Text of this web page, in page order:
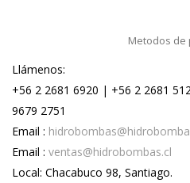
Metodos de
Llámenos:
+56 2 2681 6920 | +56 2 2681
9679 2751
Email :
Email : ventas@hidrobombas.cl
Local: Chacabuco 98, Santiago.